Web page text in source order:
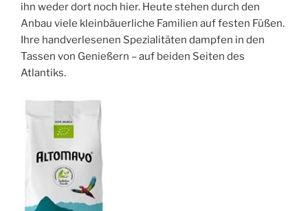
ihn weder dort noch hier. Heute stehen durch den
Anbau viele kleinbäuerliche Familien auf festen Füßen.
Ihre handverlesenen Spezialitäten dampfen in den
Tassen von Genießern – auf beiden Seiten des
Atlantiks.